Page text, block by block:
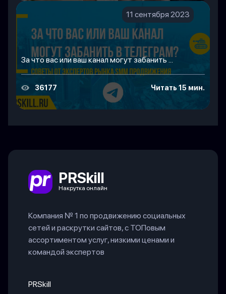
11 сентября 2023
За что вас или ваш канал могут забанить ...
36177 Читать 15 мин.
PRSkill
Накрутка онлайн
Компания № 1 по продвижению социальных
сетей и раскрутки сайтов, с ТОПовым
ассортиментом услуг, низкими ценами и
командой экспертов
PRSkill